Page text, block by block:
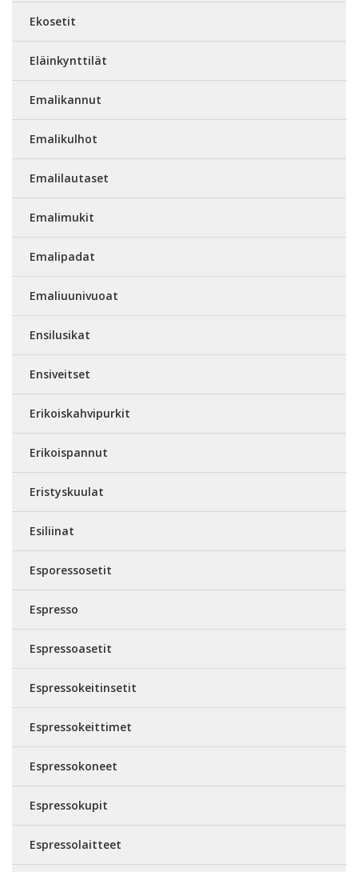
Ekosetit
Eläinkynttilät
Emalikannut
Emalikulhot
Emalilautaset
Emalimukit
Emalipadat
Emaliuunivuoat
Ensilusikat
Ensiveitset
Erikoiskahvipurkit
Erikoispannut
Eristyskuulat
Esiliinat
Esporessosetit
Espresso
Espressoasetit
Espressokeitinsetit
Espressokeittimet
Espressokoneet
Espressokupit
Espressolaitteet